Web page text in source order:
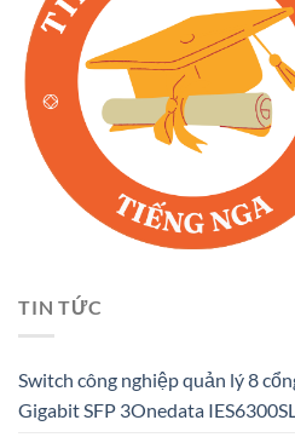
TIN TỨC
Switch công nghiệp quản lý 8
Gigabit SFP 3Onedata